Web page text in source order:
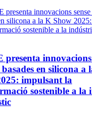
innovacions
en silicona a
impulsant la
sostenible a la